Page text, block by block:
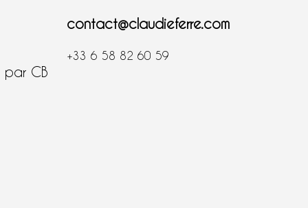
par CB
contact@claudieferre.com
+33 6 58 82 60 59